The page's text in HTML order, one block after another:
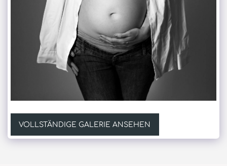
VOLLSTÄNDIGE GALERIE ANSEHEN